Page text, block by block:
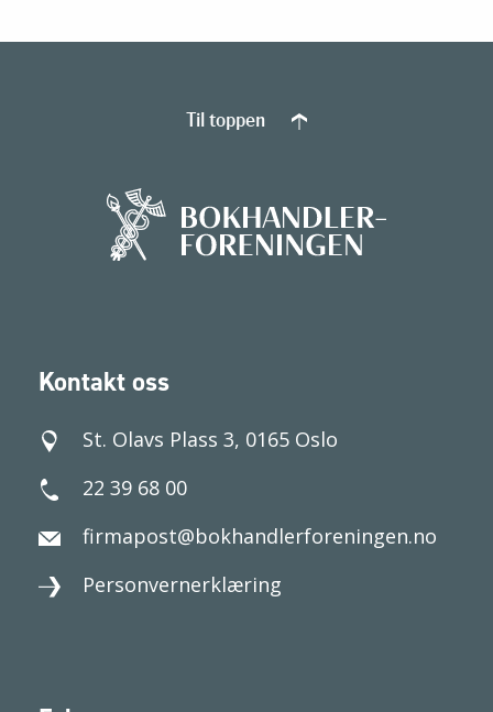
Kontakt oss
St. Olavs Plass 3, 0165 Oslo
22 39 68 00
firmapost@bokhandlerforeningen.no
Personvernerklæring
Til toppen